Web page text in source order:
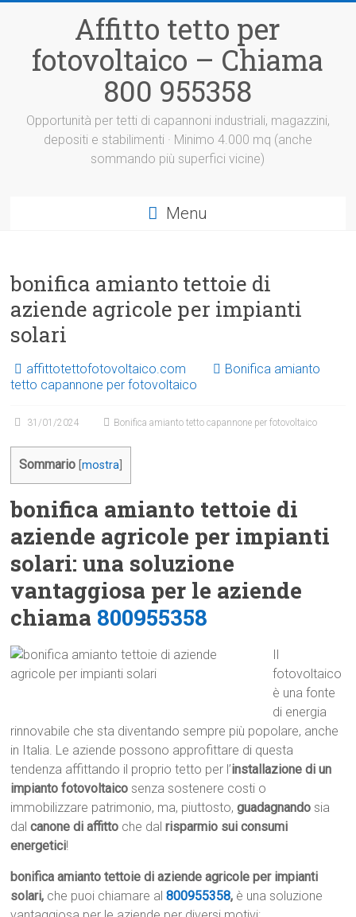
Affitto tetto per
fotovoltaico – Chiama
800 955358
Opportunità per tetti di capannoni industriali, magazzini,
depositi e stabilimenti · Minimo 4.000 mq (anche
sommando più superfici vicine)
Menu
bonifica amianto tettoie di
aziende agricole per impianti
solari
affittotettofotovoltaico.com
Bonifica amianto
tetto capannone per fotovoltaico
31/01/2024 Bonifica amianto tetto capannone per fotovoltaico
Sommario [mostra
bonifica amianto tettoie di
aziende agricole per impianti
solari: una soluzione
vantaggiosa per le aziende
chiama 800955358
fotovoltaico
è una fonte
di energia
rinnovabile che sta diventando sempre più popolare, anche
in Italia. Le aziende possono approfittare di questa
tendenza affittando il proprio tetto per l’installazione di un
impianto fotovoltaico senza sostenere costi o
immobilizzare patrimonio, ma, piuttosto,guadagnando sia
dalcanone di affitto che dalrisparmio sui consumi
energetici!
bonifica amianto tettoie di aziende agricole per impianti
solari, che puoi chiamare al800955358, è una soluzione